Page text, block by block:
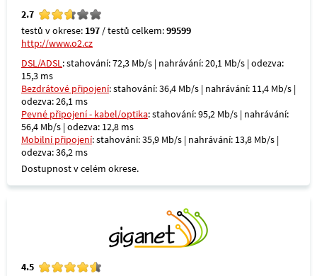
2.7
testů v okrese: 197 / testů celkem:99599
http://www.o2.cz
DSL/ADSL: stahování: 72,3 Mb/s | nahrávání: 20,1 Mb/s | odezva:
15,3 ms
Bezdrátové připojení: stahování: 36,4 Mb/s | nahrávání: 11,4 Mb/s |
odezva: 26,1 ms
Pevné připojení - kabel/optika: stahování: 95,2 Mb/s | nahrávání:
56,4 Mb/s | odezva: 12,8 ms
Mobilní připojení: stahování: 35,9 Mb/s | nahrávání: 13,8 Mb/s |
odezva: 36,2 ms
Dostupnost v celém okrese.
4.5